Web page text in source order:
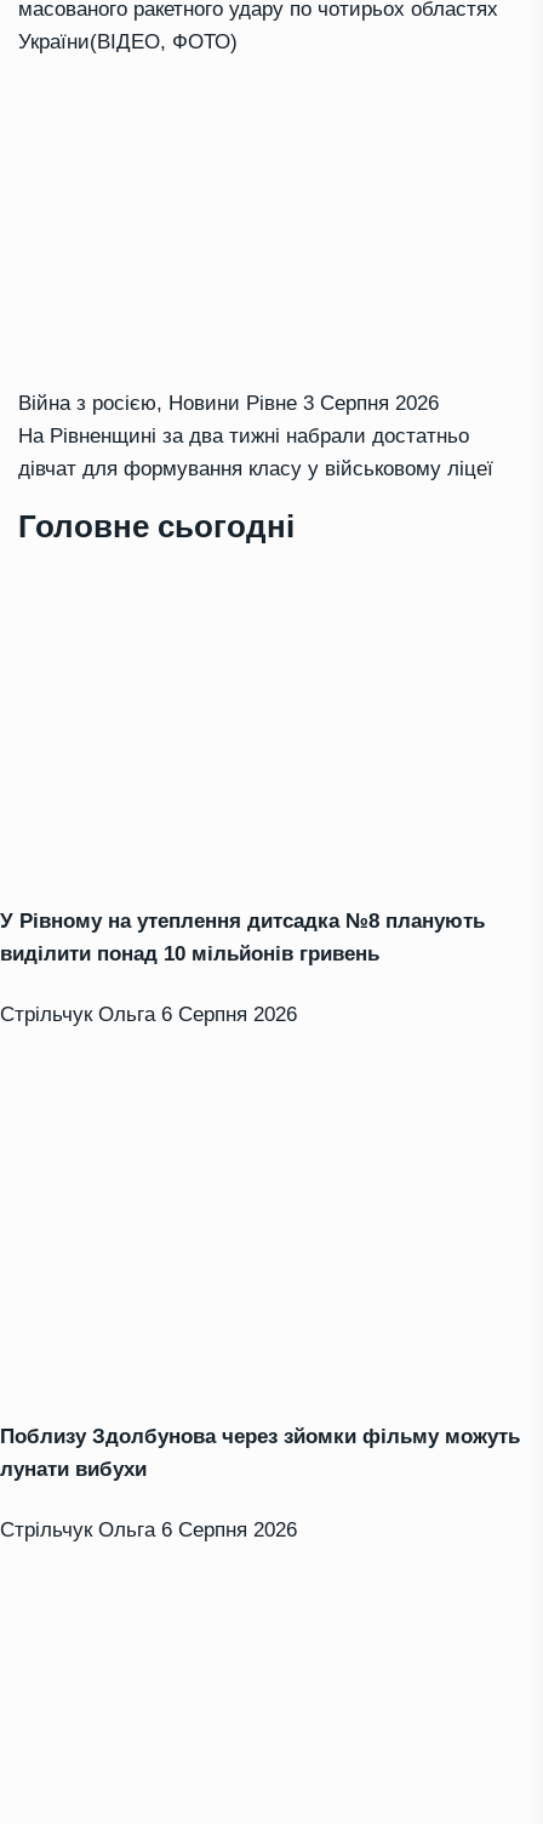
масованого ракетного удару по чотирьох областях
України(ВІДЕО, ФОТО)
Війна з росією, Новини Рівне 3 Серпня 2026
На Рівненщині за два тижні набрали достатньо
дівчат для формування класу у військовому ліцеї
Головне сьогодні
У Рівному на утеплення дитсадка №8 планують
виділити понад 10 мільйонів гривень
Стрільчук Ольга 6 Серпня 2026
Поблизу Здолбунова через зйомки фільму можуть
лунати вибухи
Стрільчук Ольга 6 Серпня 2026